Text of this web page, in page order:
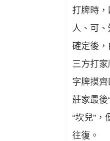
打牌時
人、可
確定後，
三方打
字牌摸齊
莊家最後
“坎兒”，
往復。